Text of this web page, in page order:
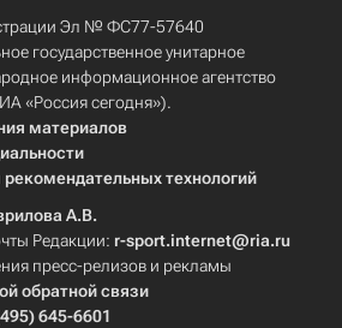
Эл № ФС77-57640
государственное унитарное
информационное агентство
«Россия сегодня»).
материалов
технологий
А.В.
Редакции: r-sport.internet@ria.ru
пресс-релизов и рекламы
обратной связи
645-6601